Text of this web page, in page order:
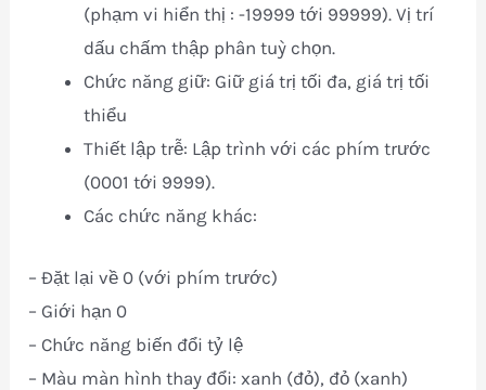
(phạm vi hiển thị : -19999 tới 99999). Vị trí
dấu chấm thập phân tuỳ chọn.
Chức năng giữ: Giữ giá trị tối đa, giá trị tối
thiểu
Thiết lập trễ: Lập trình với các phím trước
(0001 tới 9999).
Các chức năng khác:
– Đặt lại về 0 (với phím trước)
– Giới hạn 0
– Chức năng biến đổi tỷ lệ
– Màu màn hình thay đổi: xanh (đỏ), đỏ (xanh)